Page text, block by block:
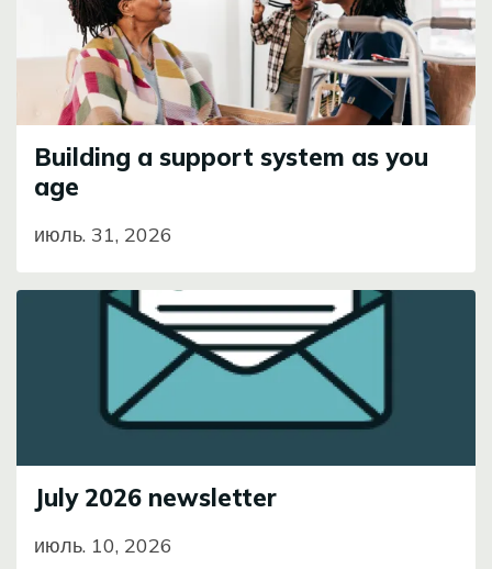
Building a support system as you
age
июль. 31, 2026
July 2026 newsletter
июль. 10, 2026